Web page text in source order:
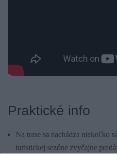
Praktické info
Na trase sa nachádza niekoľko
turistickej sezóne zvyčajne